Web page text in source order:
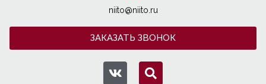
niito@niito.ru
ЗАКАЗАТЬ ЗВОНОК